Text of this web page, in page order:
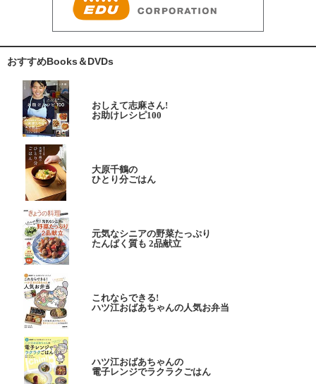
おすすめBooks＆DVDs
おしえて志麻さん!
お助けレシピ100
大原千鶴の
ひとり分ごはん
元気なシニアの野菜たっぷり
たんぱく質も 2品献立
これならできる!
ハツ江おばあちゃんの人気お弁当
ハツ江おばあちゃんの
電子レンジでラクラクごはん